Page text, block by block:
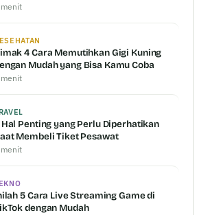
4 Cara Memutihkan Gigi Kuning
Mudah yang Bisa Kamu Coba
Hal Penting yang Perlu Diperhatikan
Membeli Tiket Pesawat
5 Cara Live Streaming Game di
dengan Mudah